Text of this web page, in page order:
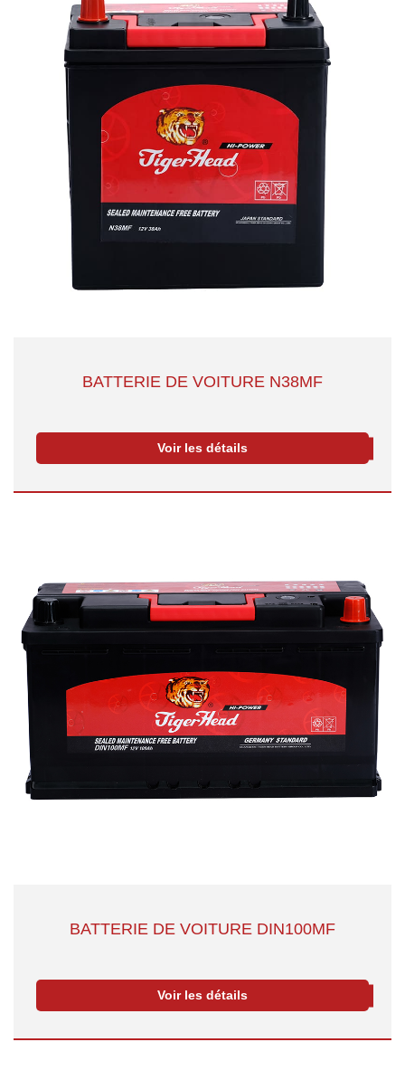
BATTERIE DE VOITURE N38MF
Voir les détails
BATTERIE DE VOITURE DIN100MF
Voir les détails